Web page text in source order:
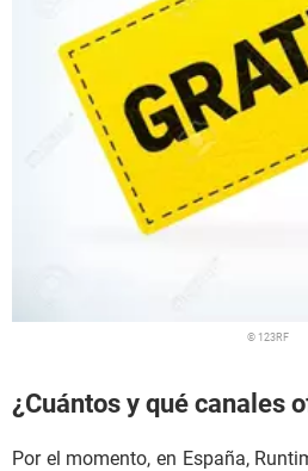
© 123RF
¿Cuántos y qué canales
Por el momento, en España,